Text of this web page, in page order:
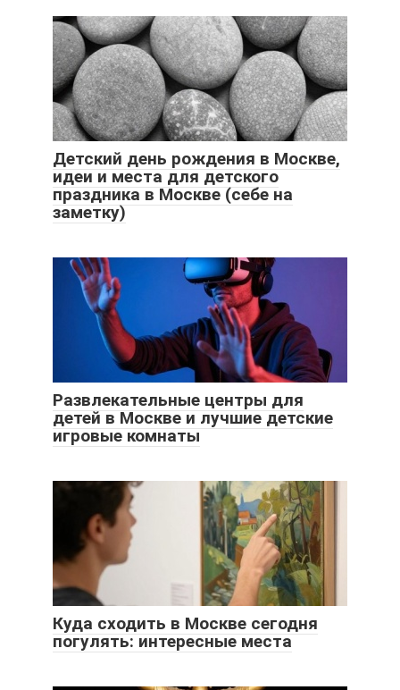
Детский день рождения в Москве,
идеи и места для детского
праздника в Москве (себе на
заметку)
Развлекательные центры для
детей в Москве и лучшие детские
игровые комнаты
Куда сходить в Москве сегодня
погулять: интересные места